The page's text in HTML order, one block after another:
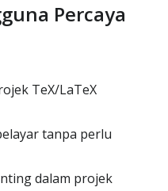
Percaya
TeX/LaTeX
tanpa perlu
dalam projek